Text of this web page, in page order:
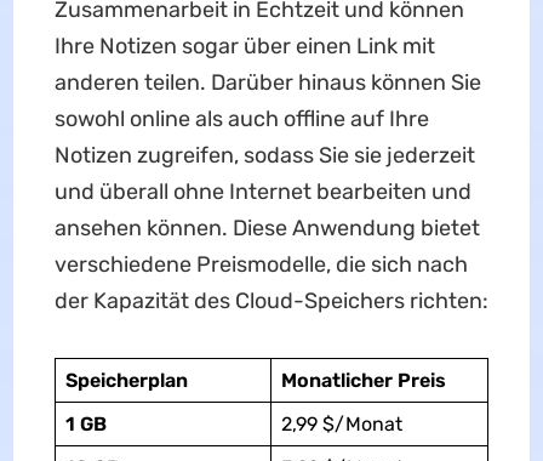
Zusammenarbeit in Echtzeit und können
Ihre Notizen sogar über einen Link mit
anderen teilen. Darüber hinaus können Sie
sowohl online als auch offline auf Ihre
Notizen zugreifen, sodass Sie sie jederzeit
und überall ohne Internet bearbeiten und
ansehen können. Diese Anwendung bietet
verschiedene Preismodelle, die sich nach
der Kapazität des Cloud-Speichers richten:
Speicherplan
Monatlicher Preis
1 GB
2,99 $/Monat